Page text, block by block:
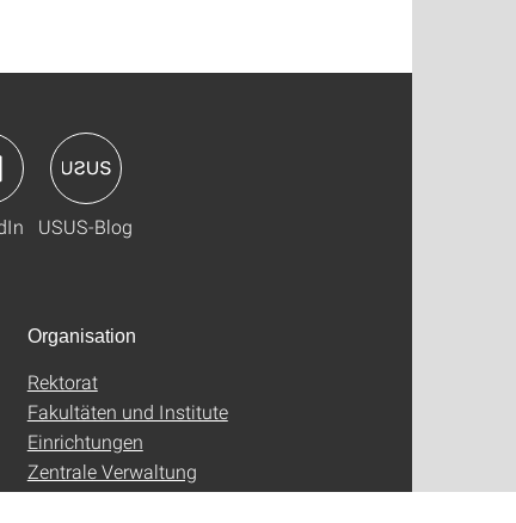
USUS-Blog
Organisation
Rektorat
Fakultäten und Institute
Einrichtungen
Zentrale Verwaltung